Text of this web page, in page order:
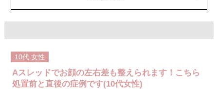
10代 女性
Aスレッドでお顔の左右差も整えられます！こちら
処置前と直後の症例です(10代女性)